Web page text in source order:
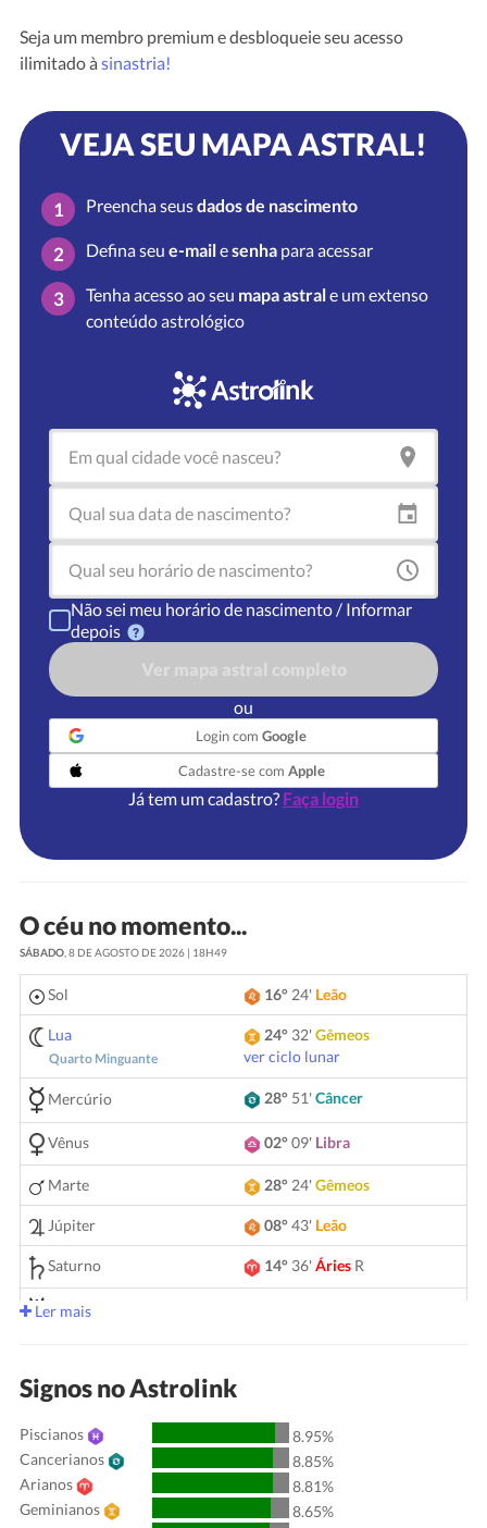
Seja um membro premium e desbloqueie seu acesso
ilimitado à sinastria!
VEJA SEU MAPA ASTRAL!
1 Preencha seusdados de nascimento
2 Defina seu e-mailesenha para acessar
3 Tenha acesso ao seu mapa astrale um extenso
conteúdo astrológico
Não sei meu horário de nascimento / Informar
depois
ou
Login com Google
Cadastre-se com Apple
Já tem um cadastro? Faça login
O céu no momento...
SÁBADO, 8 DE AGOSTO DE 2026 | 18H49
Sol 16°24' Leão
Lua
Quarto Minguante
24° 32'Gêmeos
ver ciclo lunar
Mercúrio 28° 51'Câncer
Vênus 02°09' Libra
Marte 28°24'Gêmeos
Júpiter 08°43' Leão
Saturno 14° 36'Áries R
Urano
Plutão
Quiron 51'Touro
Lilith 53'Sagitário
Ler mais
Signos no Astrolink
Piscianos
8.95%
Cancerianos
8.85%
Arianos
8.81%
Geminianos
8.65%